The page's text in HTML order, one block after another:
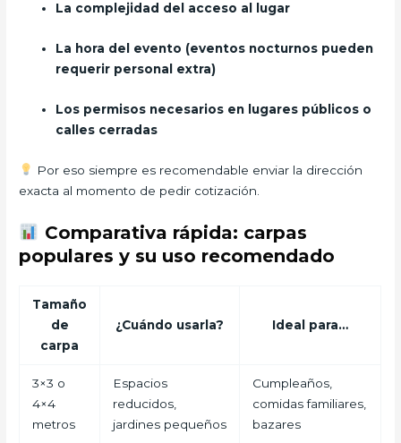
La complejidad del acceso al lugar
La hora del evento (eventos nocturnos pueden
requerir personal extra)
Los permisos necesarios en lugares públicos o
calles cerradas
Por eso siempre es recomendable enviar la dirección
exacta al momento de pedir cotización.
Comparativa rápida: carpas
populares y su uso recomendado
Tamaño
de
carpa
¿Cuándo usarla? Ideal para…
3×3 o
4×4
metros
Espacios
reducidos,
jardines pequeños
Cumpleaños,
comidas familiares,
bazares